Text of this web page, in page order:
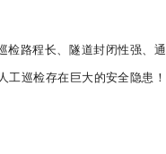
路程长、隧道封闭性强、
工巡检存在巨大的安全隐患！